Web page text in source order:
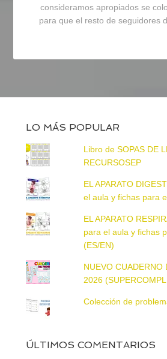
consideramos apropiados se
para que el resto de seguidores
LO MÁS POPULAR
Libro de SOPAS DE
RECURSOSEP
EL APARATO
el aula y fichas para
EL APARATO
para el aula y fichas
(ES/EN)
NUEVO CUADERNO
2026
Colección de
ÚLTIMOS COMENTARIOS